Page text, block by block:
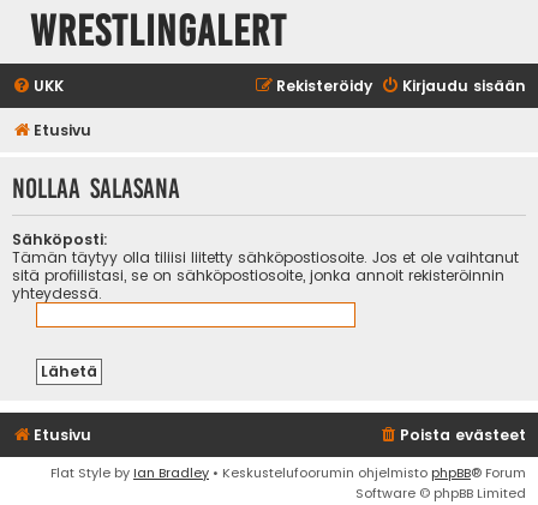
WrestlingAlert
UKK Kirjaudu sisään
Rekisteröidy
Etusivu
Nollaa salasana
Sähköposti:
Tämän täytyy olla tiliisi liitetty sähköpostiosoite. Jos et ole vaihtanut
sitä profiilistasi, se on sähköpostiosoite, jonka annoit rekisteröinnin
yhteydessä.
Etusivu Poista evästeet
Flat Style by Ian Bradley • Keskustelufoorumin ohjelmisto phpBB® Forum
Software © phpBB Limited